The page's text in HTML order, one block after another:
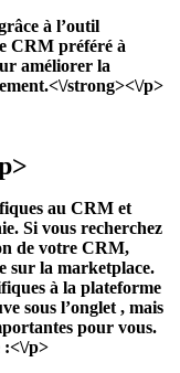
à l’outil
CRM préféré à
améliorer la
strong><\/p>
au CRM et
Si vous recherchez
de votre CRM,
sur la marketplace.
à la plateforme
sous l’onglet , mais
pour vous.
:<\/p>